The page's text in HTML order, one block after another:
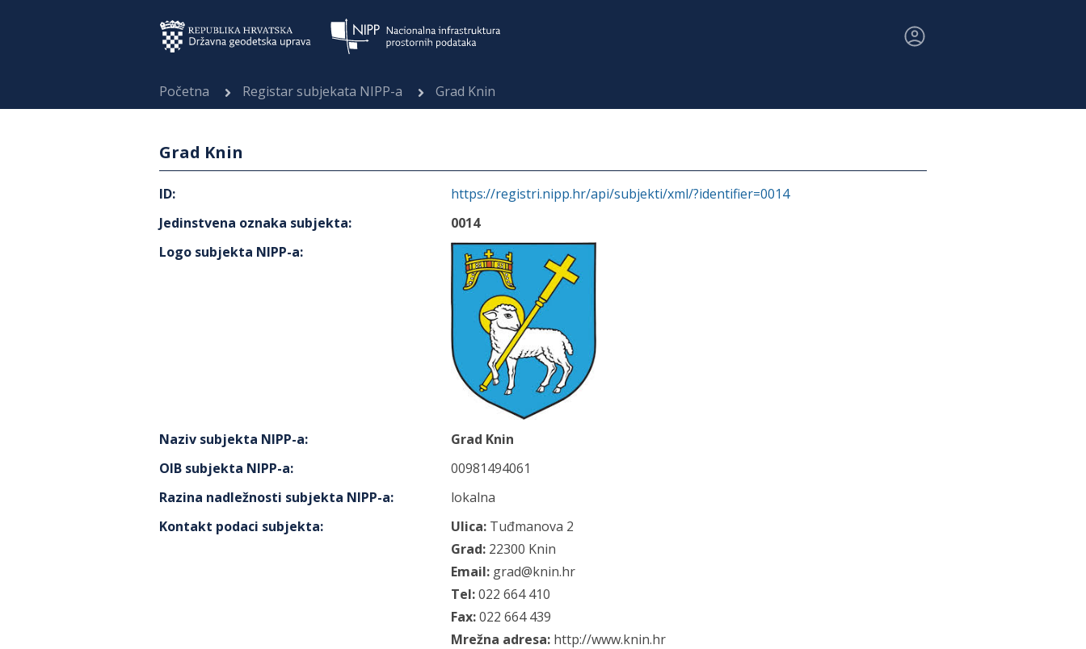
Početna Registar subjekata NIPP-a Grad Knin
Grad Knin
ID:
https://registri.nipp.hr/api/subjekti/xml/?identifier=0014
Jedinstvena oznaka subjekta:
0014
Logo subjekta NIPP-a:
Naziv subjekta NIPP-a:
Grad Knin
OIB subjekta NIPP-a:
00981494061
Razina nadležnosti subjekta NIPP-a:
lokalna
Kontakt podaci subjekta: Ulica: Tuđmanova 2
Grad: 22300 Knin
Email: grad@knin.hr
Tel:022 664 410
Fax:022 664 439
Mrežna adresa: http://www.knin.hr